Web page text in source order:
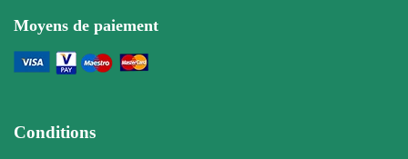
Moyens de paiement
Conditions